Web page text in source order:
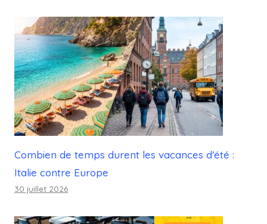
Combien de temps durent les vacances d'été :
Italie contre Europe
30 juillet 2026